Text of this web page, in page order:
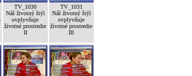
TV_1030
Náš životný štýl
ovplyvňuje
životné prostredie
II
TV_1031
Náš životný štýl
ovplyvňuje
životné prostredie
III